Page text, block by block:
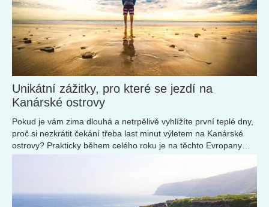
Unikátní zážitky, pro které se jezdí na
Kanárské ostrovy
Pokud je vám zima dlouhá a netrpělivě vyhlížíte první teplé dny,
proč si nezkrátit čekání třeba last minut výletem na Kanárské
ostrovy? Prakticky během celého roku je na těchto Evropany
oblíbených ostrovech...